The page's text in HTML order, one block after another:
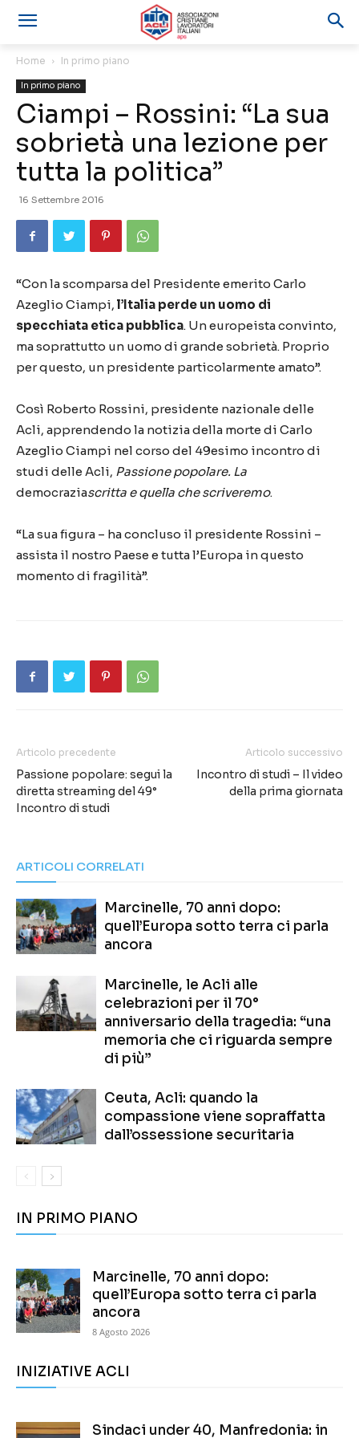
Home In primo piano
In primo piano
Ciampi – Rossini: “La sua
sobrietà una lezione per
tutta la politica”
16 Settembre 2016
“Con la scomparsa del Presidente emerito Carlo
Azeglio Ciampi, l’Italia perde un uomo di
specchiata etica pubblica. Un europeista convinto,
ma soprattutto un uomo di grande sobrietà. Proprio
per questo, un presidente particolarmente amato”.
Così Roberto Rossini, presidente nazionale delle
Acli, apprendendo la notizia della morte di Carlo
Azeglio Ciampi nel corso del 49esimo incontro di
studi delle Acli, Passione popolare. La
democraziascritta e quella che scriveremo.
“La sua figura – ha concluso il presidente Rossini –
assista il nostro Paese e tutta l’Europa in questo
momento di fragilità”.
Articolo precedente
Passione popolare: segui la
diretta streaming del 49°
Incontro di studi
Articolo successivo
Incontro di studi – Il video
della prima giornata
ARTICOLI CORRELATI
Marcinelle, 70 anni dopo:
quell’Europa sotto terra ci parla
ancora
Marcinelle, le Acli alle
celebrazioni per il 70°
anniversario della tragedia: “una
memoria che ci riguarda sempre
di più”
Ceuta, Acli: quando la
compassione viene sopraffatta
dall’ossessione securitaria
IN PRIMO PIANO
Marcinelle, 70 anni dopo:
quell’Europa sotto terra ci parla
ancora
8 Agosto 2026
INIZIATIVE ACLI
Sindaci under 40, Manfredonia: in